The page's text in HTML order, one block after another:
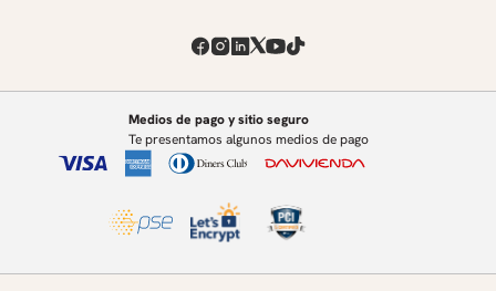
Medios de pago y sitio seguro
Te presentamos algunos medios de pago